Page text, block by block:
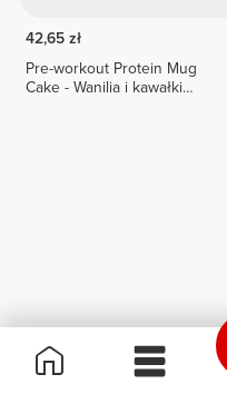
42,65 zł
Pre-workout Protein Mug
Cake - Wanilia i kawałki